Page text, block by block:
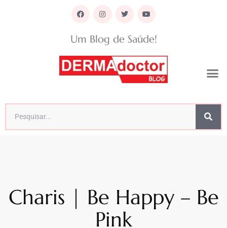
Um Blog de Saúde!
Charis | Be Happy – Be
Pink